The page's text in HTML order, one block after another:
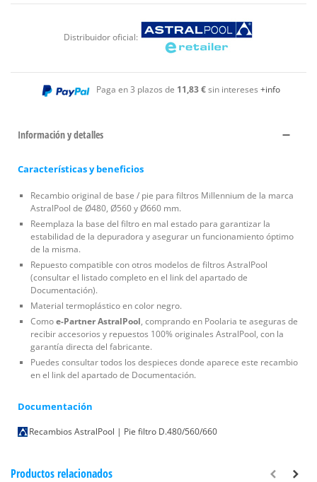
Distribuidor oficial:
Paga en 3 plazos de 11,83 €sin intereses +info
Información y detalles
Características y beneficios
Recambio original de base / pie para filtros Millennium de la marca
AstralPool de Ø480, Ø560 y Ø660 mm.
Reemplaza la base del filtro en mal estado para garantizar la
estabilidad de la depuradora y asegurar un funcionamiento óptimo
de la misma.
Repuesto compatible con otros modelos de filtros AstralPool
(consultar el listado completo en el link del apartado de
Documentación).
Material termoplástico en color negro.
Comoe-Partner AstralPool, comprando en Poolaria te aseguras de
recibir accesorios y repuestos 100% originales AstralPool, con la
garantía directa del fabricante.
Puedes consultar todos los despieces donde aparece este recambio
en el link del apartado de Documentación.
Documentación
Recambios AstralPool | Pie filtro D.480/560/660
Productos relacionados